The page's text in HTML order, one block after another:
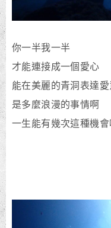
你一半我一半
才能連接成一個愛心
能在美麗的青洞表達愛
是多麼浪漫的事情啊
一生能有幾次這種機會